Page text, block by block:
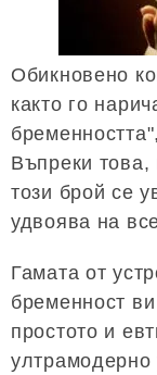
Обикновено
както го
Въпреки
този брой се
удвоява на
Гамата от
бременност
простото и